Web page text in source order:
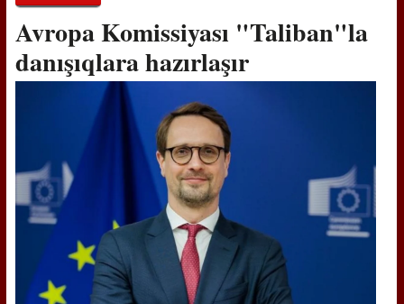
Avropa Komissiyası "Taliban"la
danışıqlara hazırlaşır